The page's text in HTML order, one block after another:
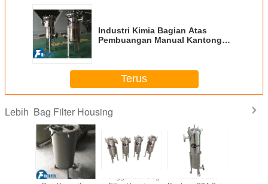
Industri Kimia Bagian Atas
Pembuangan Manual Kantong
Terus
Lebih Bag Filter Housing
Rumah Filter Multi
Penggantian Bag
Rumah Filter